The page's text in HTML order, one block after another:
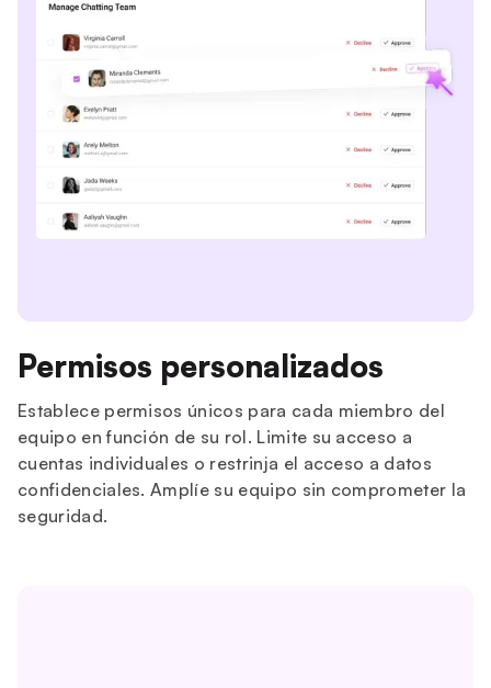
Permisos personalizados
Establece permisos únicos para cada miembro del
equipo en función de su rol. Limite su acceso a
cuentas individuales o restrinja el acceso a datos
confidenciales. Amplíe su equipo sin comprometer la
seguridad.